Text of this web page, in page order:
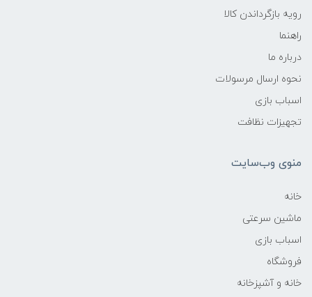
رویه بازگرداندن کالا
راهنما
درباره ما
نحوه ارسال مرسولات
اسباب بازی
تجهیزات نظافت
منوی وب‌سایت
خانه
ماشین سرعتی
اسباب بازی
فروشگاه
خانه و آشپزخانه